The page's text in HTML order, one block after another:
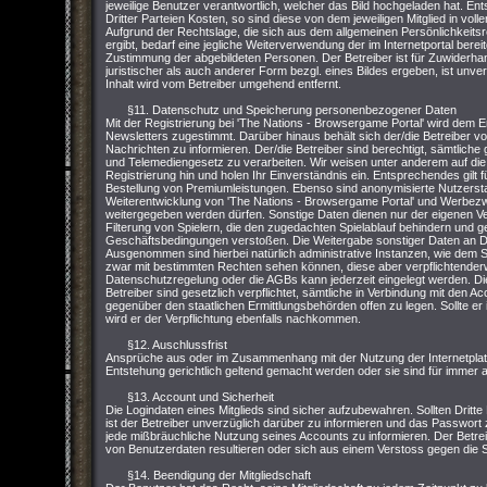
jeweilige Benutzer verantwortlich, welcher das Bild hochgeladen hat.
Dritter Parteien Kosten, so sind diese von dem jeweiligen Mitglied in
Aufgrund der Rechtslage, die sich aus dem allgemeinen
ergibt, bedarf eine jegliche Weiterverwendung der im Internetportal
Zustimmung der abgebildeten Personen. Der Betreiber ist für
juristischer als auch anderer Form bezgl. eines Bildes ergeben, ist
Inhalt wird vom Betreiber umgehend entfernt.
§11. Datenschutz und Speicherung personenbezogener Daten
Mit der Registrierung bei 'The Nations - Browsergame Portal' wird dem
Newsletters zugestimmt. Darüber hinaus behält sich der/die Betreiber
Nachrichten zu informieren. Der/die Betreiber sind berechtigt,
und Telemediengesetz zu verarbeiten. Wir weisen unter anderem auf
Registrierung hin und holen Ihr Einverständnis ein. Entsprechendes gilt
Bestellung von Premiumleistungen. Ebenso sind anonymisierte
Weiterentwicklung von 'The Nations - Browsergame Portal' und
weitergegeben werden dürfen. Sonstige Daten dienen nur der eigenen
Filterung von Spielern, die den zugedachten Spielablauf behindern und
Geschäftsbedingungen verstoßen. Die Weitergabe sonstiger Daten an
Ausgenommen sind hierbei natürlich administrative Instanzen, wie dem
zwar mit bestimmten Rechten sehen können, diese aber
Datenschutzregelung oder die AGBs kann jederzeit eingelegt werden.
Betreiber sind gesetzlich verpflichtet, sämtliche in Verbindung mit den
gegenüber den staatlichen Ermittlungsbehörden offen zu legen. Sollte
wird er der Verpflichtung ebenfalls nachkommen.
§12. Auschlussfrist
Ansprüche aus oder im Zusammenhang mit der Nutzung der
Entstehung gerichtlich geltend gemacht werden oder sie sind für immer
§13. Account und Sicherheit
Die Logindaten eines Mitglieds sind sicher aufzubewahren. Sollten
ist der Betreiber unverzüglich darüber zu informieren und das
jede mißbräuchliche Nutzung seines Accounts zu informieren. Der
von Benutzerdaten resultieren oder sich aus einem Verstoss gegen die
§14. Beendigung der Mitgliedschaft